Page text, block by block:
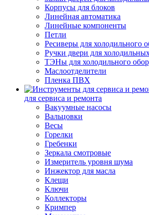
Корпусы для блоков
Линейная автоматика
Линейные компоненты
Петли
Ресиверы для холодильного
Ручки двери для
ТЭНы для холодильного
Маслоотделители
Пленка ПВХ
для сервиса и ремонта
Вакуумные насосы
Вальцовки
Весы
Горелки
Гребенки
Зеркала смотровые
Измеритель уровня шума
Инжектор для масла
Клещи
Ключи
Коллекторы
Кримпер